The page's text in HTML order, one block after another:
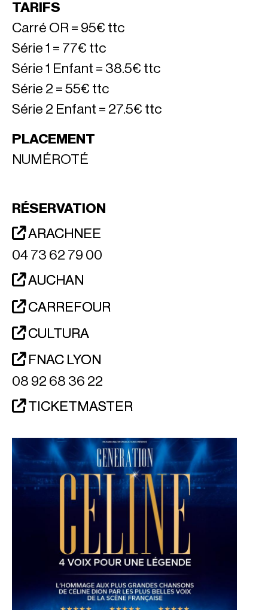
TARIFS
Carré OR = 95€ ttc
Série 1 = 77€ ttc
Série 1 Enfant = 38.5€ ttc
Série 2 = 55€ ttc
Série 2 Enfant = 27.5€ ttc
PLACEMENT
NUMÉROTÉ
RÉSERVATION
ARACHNEE
04 73 62 79 00
AUCHAN
CARREFOUR
CULTURA
FNAC LYON
08 92 68 36 22
TICKETMASTER